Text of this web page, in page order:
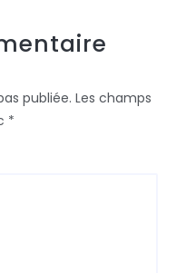
publiée. Les champs
*